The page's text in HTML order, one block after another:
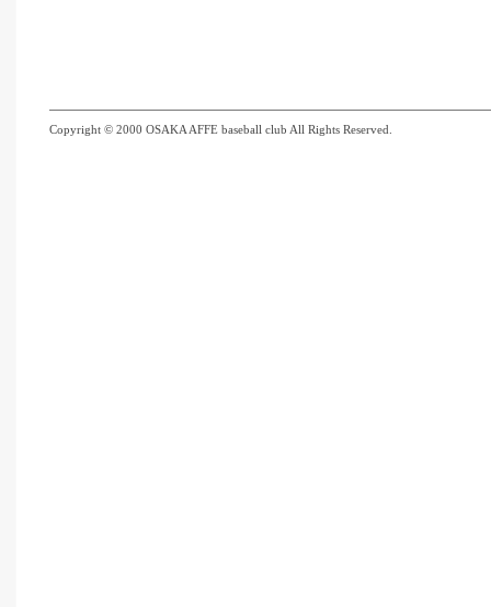
Copyright © 2000 OSAKA AFFE baseball club All Rights Reserved.